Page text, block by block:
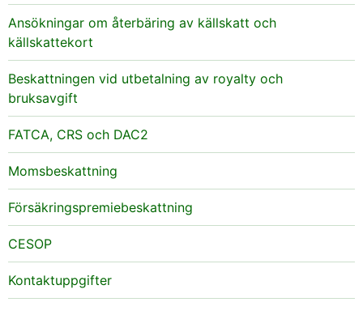
Ansökningar om återbäring av källskatt och
källskattekort
Beskattningen vid utbetalning av royalty och
bruksavgift
FATCA, CRS och DAC2
Momsbeskattning
Försäkringspremiebeskattning
CESOP
Kontaktuppgifter